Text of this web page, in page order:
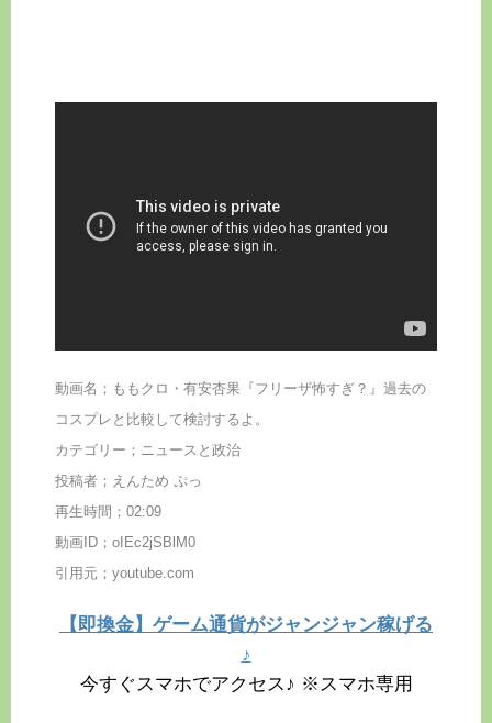
動画名；ももクロ・有安杏果『フリーザ怖すぎ？』過去の
コスプレと比較して検討するよ。
カテゴリー；ニュースと政治
投稿者；えんため ぷっ
再生時間；02:09
動画ID；oIEc2jSBlM0
引用元；youtube.com
【即換金】ゲーム通貨がジャンジャン稼げる
♪
今すぐスマホでアクセス♪ ※スマホ専用